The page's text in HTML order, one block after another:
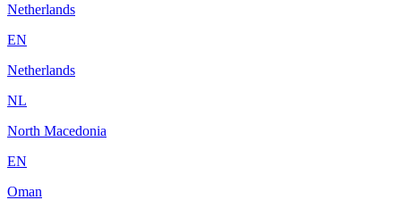
Netherlands
EN
Netherlands
NL
North Macedonia
EN
Oman